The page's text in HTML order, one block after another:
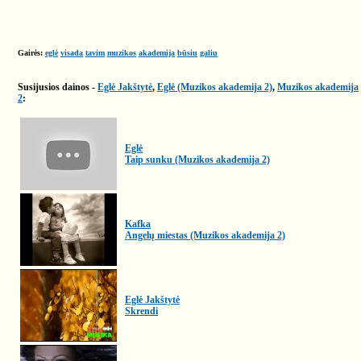
Gairės: eglė visada tavim muzikos akademija būsiu galiu
Susijusios dainos - Eglė Jakštytė, Eglė (Muzikos akademija 2), Muzikos akademija
2:
Eglė
Taip sunku (Muzikos akademija 2)
Kafka
Angelų miestas (Muzikos akademija 2)
Eglė Jakštytė
Skrendi